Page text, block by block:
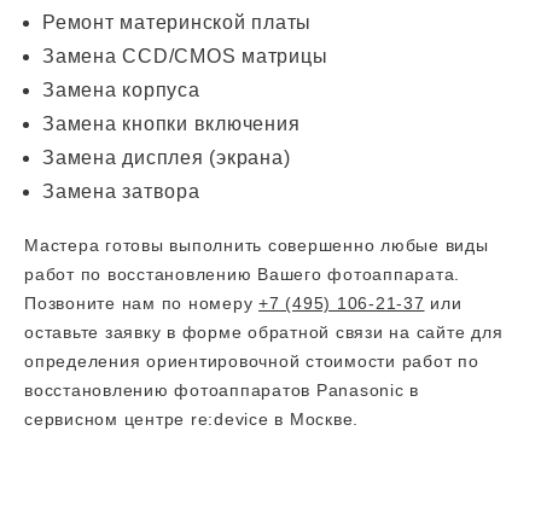
Ремонт материнской платы
Замена CCD/CMOS матрицы
Замена корпуса
Замена кнопки включения
Замена дисплея (экрана)
Замена затвора
Мастера готовы выполнить совершенно любые виды
работ по восстановлению Вашего фотоаппарата.
Позвоните нам по номеру +7 (495) 106-21-37 или
оставьте заявку в форме обратной связи на сайте для
определения ориентировочной стоимости работ по
восстановлению фотоаппаратов Panasonic в
сервисном центре re:device в Москве.